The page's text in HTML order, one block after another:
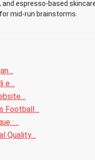
espresso-based
mid-run brainstorms.
e…
Football…
:…
Quality…